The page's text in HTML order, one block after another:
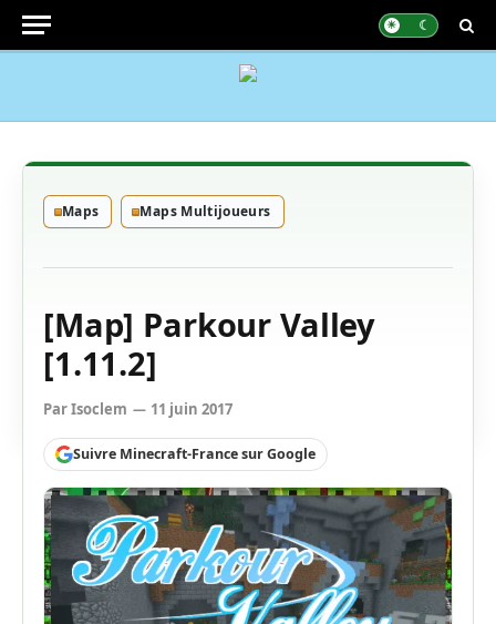
Maps Maps Multijoueurs
[Map] Parkour Valley
[1.11.2]
ParIsoclem 11 juin 2017
Suivre Minecraft-France sur Google